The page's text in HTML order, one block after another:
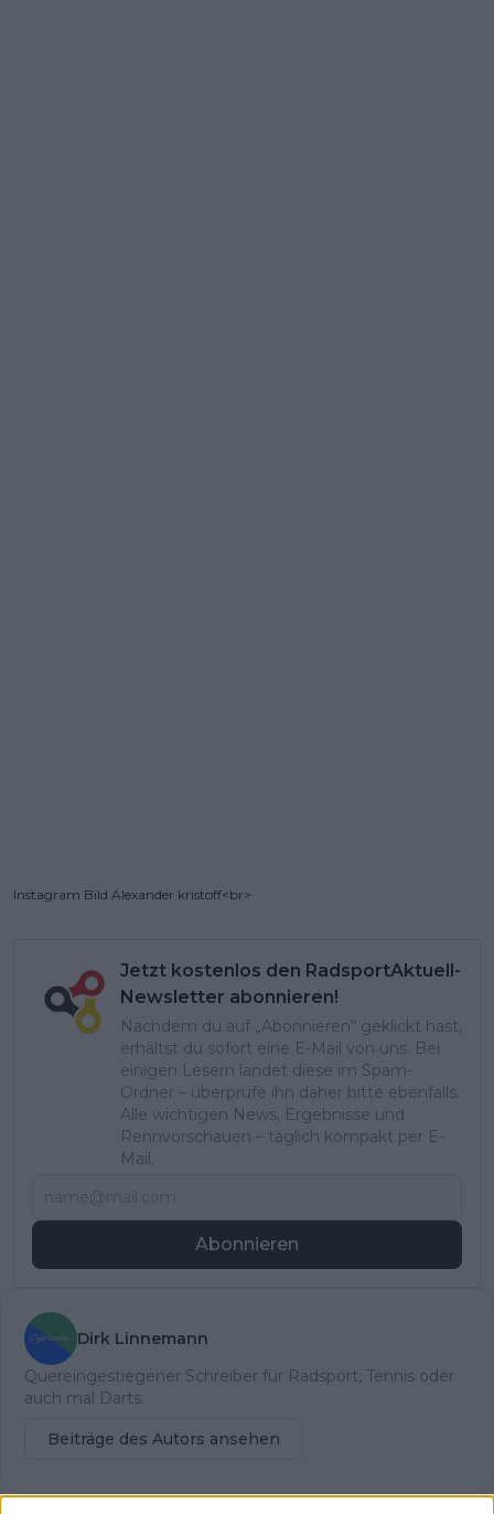
Instagram Bild Alexander kristoff<br>
Jetzt kostenlos den RadsportAktuell-
Newsletter abonnieren!
Nachdem du auf „Abonnieren“ geklickt hast,
erhältst du sofort eine E-Mail von uns. Bei
einigen Lesern landet diese im Spam-
Ordner – überprüfe ihn daher bitte ebenfalls.
Alle wichtigen News, Ergebnisse und
Rennvorschauen – täglich kompakt per E-
Mail.
Abonnieren
Dirk Linnemann
Quereingestiegener Schreiber für Radsport, Tennis oder
auch mal Darts.
Beiträge des Autors ansehen